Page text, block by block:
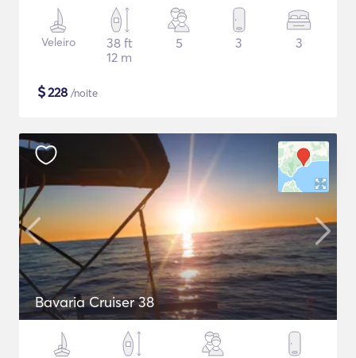
Veleiro
38 ft
12 m
5 3 3
$228 /noite
Bavaria Cruiser 38